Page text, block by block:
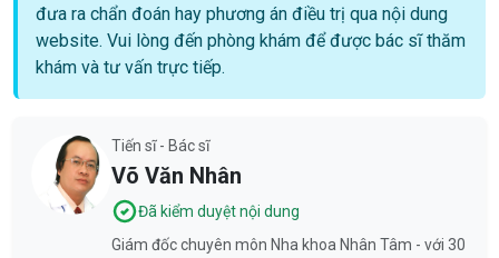
đưa ra chẩn đoán hay phương án điều trị qua nội dung
website. Vui lòng đến phòng khám để được bác sĩ thăm
khám và tư vấn trực tiếp.
Tiến sĩ - Bác sĩ
Võ Văn Nhân
Đã kiểm duyệt nội dung
Giám đốc chuyên môn Nha khoa Nhân Tâm - với 30